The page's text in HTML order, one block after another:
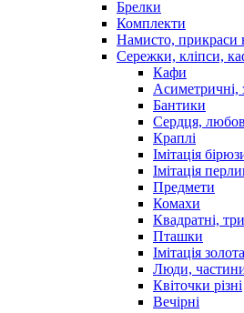
Брелки
Комплекти
Намисто,
Сережки, кліпси,
Кафи
Асиметричні,
Бантики
Сердця,
Краплі
Імітація
Імітація
Предмети
Комахи
Квадратні,
Пташки
Імітація золота
Люди, частини
Квіточки різні
Вечірні